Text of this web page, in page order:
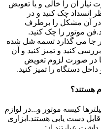
آن را خالی و یا تعویض
انسداد چک کنید و در
در آن مشکل را برطرف
موتور را چک کنید.
جا می گذارد تسمه شل شده
کنید و تمیز کنید و آن
در صورت لزوم تعویض
دستگاه را تمیز کنید.
هستند؟
کیسه موتور و...در لوازم
دست یابی هستند.ابزاری